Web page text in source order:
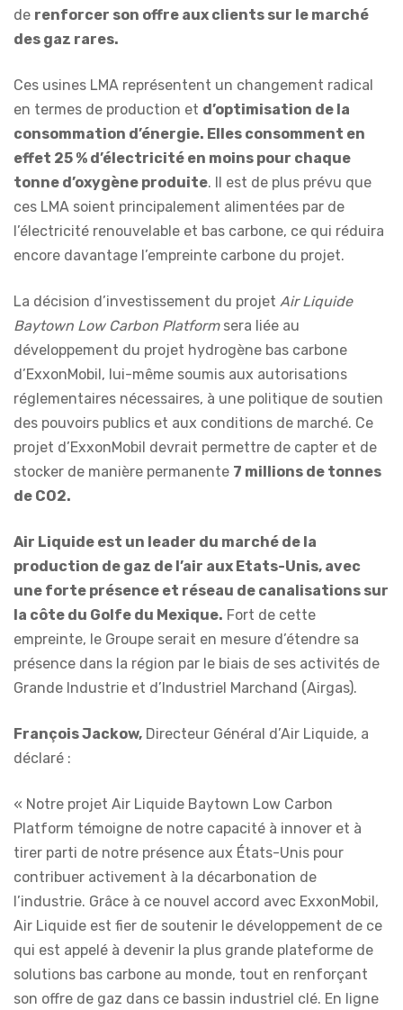
de renforcer son offre aux clients sur le marché
des gaz rares.
Ces usines LMA représentent un changement radical
en termes de production et d’optimisation de la
consommation d’énergie. Elles consomment en
effet 25 % d’électricité en moins pour chaque
tonne d’oxygène produite. Il est de plus prévu que
ces LMA soient principalement alimentées par de
l’électricité renouvelable et bas carbone, ce qui réduira
encore davantage l’empreinte carbone du projet.
La décision d’investissement du projet Air Liquide
Baytown Low Carbon Platformsera liée au
développement du projet hydrogène bas carbone
d’ExxonMobil, lui-même soumis aux autorisations
réglementaires nécessaires, à une politique de soutien
des pouvoirs publics et aux conditions de marché. Ce
projet d’ExxonMobil devrait permettre de capter et de
stocker de manière permanente 7 millions de tonnes
de CO2.
Air Liquide est un leader du marché de la
production de gaz de l’air aux Etats-Unis, avec
une forte présence et réseau de canalisations sur
la côte du Golfe du Mexique. Fort de cette
empreinte, le Groupe serait en mesure d’étendre sa
présence dans la région par le biais de ses activités de
Grande Industrie et d’Industriel Marchand (Airgas).
François Jackow, Directeur Général d’Air Liquide, a
déclaré :
« Notre projet Air Liquide Baytown Low Carbon
Platform témoigne de notre capacité à innover et à
tirer parti de notre présence aux États-Unis pour
contribuer activement à la décarbonation de
l’industrie. Grâce à ce nouvel accord avec ExxonMobil,
Air Liquide est fier de soutenir le développement de ce
qui est appelé à devenir la plus grande plateforme de
solutions bas carbone au monde, tout en renforçant
son offre de gaz dans ce bassin industriel clé. En ligne